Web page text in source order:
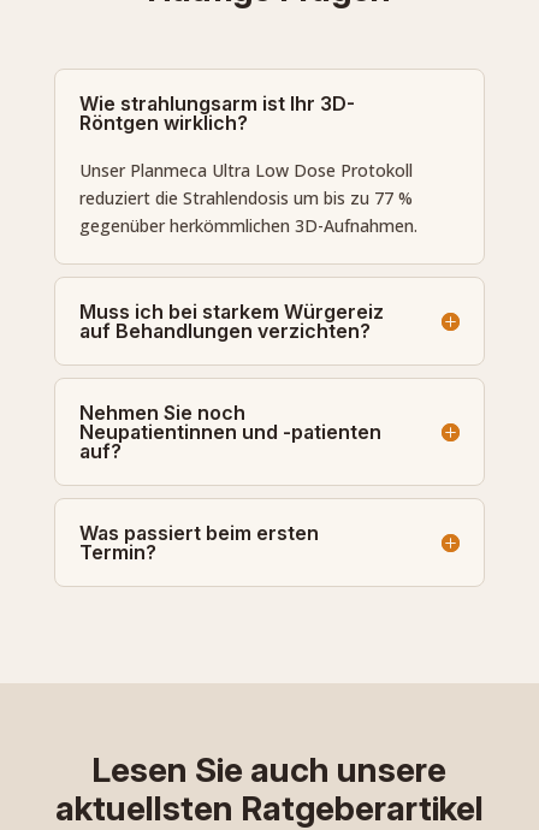
Wie strahlungsarm ist Ihr 3D-
Röntgen wirklich?
Unser Planmeca Ultra Low Dose Protokoll
reduziert die Strahlendosis um bis zu 77 %
gegenüber herkömmlichen 3D-Aufnahmen.
Muss ich bei starkem Würgereiz
auf Behandlungen verzichten?
Nehmen Sie noch
Neupatientinnen und -patienten
auf?
Was passiert beim ersten
Termin?
Lesen Sie auch unsere
aktuellsten Ratgeberartikel